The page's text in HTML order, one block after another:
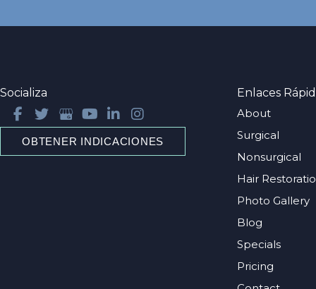
Socializa
OBTENER INDICACIONES
Enlaces
About
Surgical
Nonsurgical
Hair
Photo Gallery
Blog
Specials
Pricing